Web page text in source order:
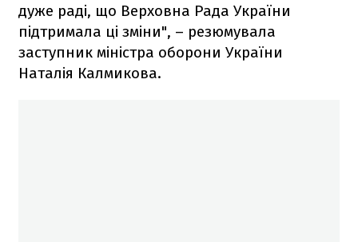
дуже раді, що Верховна Рада України
підтримала ці зміни", – резюмувала
заступник міністра оборони України
Наталія Калмикова.